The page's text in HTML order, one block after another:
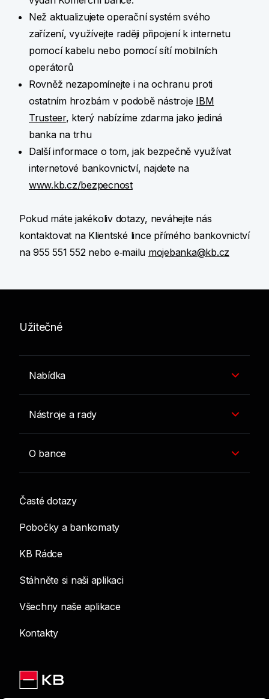
Než aktualizujete operační systém svého
zařízení, využívejte raději připojení k internetu
pomocí kabelu nebo pomocí sítí mobilních
operátorů
Rovněž nezapomínejte i na ochranu proti
ostatním hrozbám v podobě nástroje IBM
Trusteer, který nabízíme zdarma jako jediná
banka na trhu
Další informace o tom, jak bezpečně využívat
internetové bankovnictví, najdete na
www.kb.cz/bezpecnost
Pokud máte jakékoliv dotazy, neváhejte nás
kontaktovat na Klientské lince přímého bankovnictví
na 955 551 552 nebo e‑mailu mojebanka@kb.cz
Užitečné
Nabídka
Nástroje a rady
O bance
Časté dotazy
Pobočky a bankomaty
KB Rádce
Stáhněte si naši aplikaci
Všechny naše aplikace
Kontakty